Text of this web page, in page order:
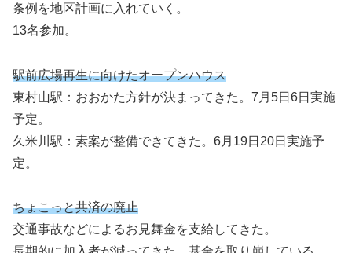
条例を地区計画に入れていく。
13名参加。
駅前広場再生に向けたオープンハウス
東村山駅：おおかた方針が決まってきた。7月5日6日実施
予定。
久米川駅：素案が整備できてきた。6月19日20日実施予
定。
ちょこっと共済の廃止
交通事故などによるお見舞金を支給してきた。